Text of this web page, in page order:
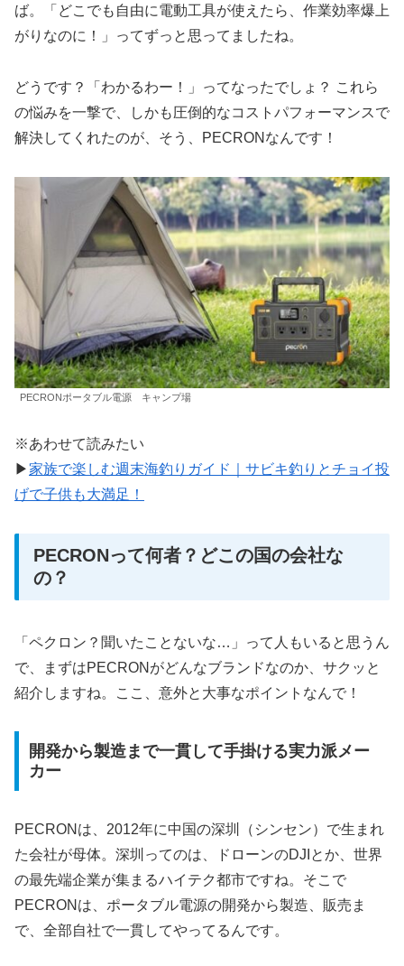
ば。「どこでも自由に電動工具が使えたら、作業効率爆上
がりなのに！」ってずっと思ってましたね。
どうです？「わかるわー！」ってなったでしょ？ これら
の悩みを一撃で、しかも圧倒的なコストパフォーマンスで
解決してくれたのが、そう、PECRONなんです！
PECRONポータブル電源 キャンプ場
※あわせて読みたい
▶家族で楽しむ週末海釣りガイド｜サビキ釣りとチョイ投
げで子供も大満足！
PECRONって何者？どこの国の会社な
の？
「ペクロン？聞いたことないな…」って人もいると思うん
で、まずはPECRONがどんなブランドなのか、サクッと
紹介しますね。ここ、意外と大事なポイントなんで！
開発から製造まで一貫して手掛ける実力派メー
カー
PECRONは、2012年に中国の深圳（シンセン）で生まれ
た会社が母体。深圳ってのは、ドローンのDJIとか、世界
の最先端企業が集まるハイテク都市ですね。そこで
PECRONは、ポータブル電源の開発から製造、販売ま
で、全部自社で一貫してやってるんです。